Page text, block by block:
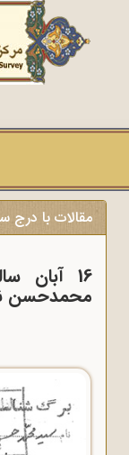
مقالات با درج
16
محمدحسن